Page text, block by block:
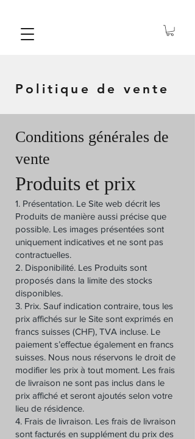
Politique de vente
Conditions générales de
vente
Produits et prix
1. Présentation. Le Site web décrit les
Produits de manière aussi précise que
possible. Les images présentées sont
uniquement indicatives et ne sont pas
contractuelles.
2. Disponibilité. Les Produits sont
proposés dans la limite des stocks
disponibles.
3. Prix. Sauf indication contraire, tous les
prix affichés sur le Site sont exprimés en
francs suisses (CHF), TVA incluse. Le
paiement s’effectue également en francs
suisses. Nous nous réservons le droit de
modifier les prix à tout moment. Les frais
de livraison ne sont pas inclus dans le
prix affiché et seront ajoutés selon votre
lieu de résidence.
4. Frais de livraison. Les frais de livraison
sont facturés en supplément du prix des